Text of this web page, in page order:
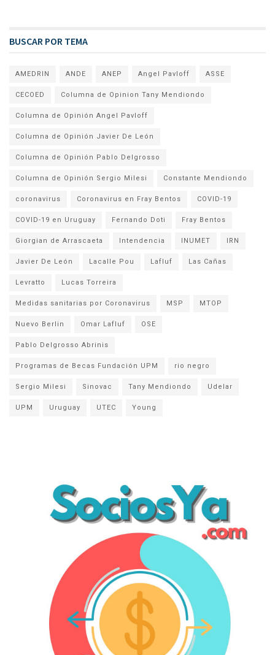
BUSCAR POR TEMA
AMEDRIN ANDE ANEP Angel Pavloff ASSE
CECOED Columna de Opinion Tany Mendiondo
Columna de Opinión Angel Pavloff
Columna de Opinión Javier De León
Columna de Opinión Pablo Delgrosso
Columna de Opinión Sergio Milesi Constante Mendiondo
coronavirus Coronavirus en Fray Bentos COVID-19
COVID-19 en Uruguay Fernando Doti Fray Bentos
Giorgian de Arrascaeta Intendencia INUMET IRN
Javier De León Lacalle Pou Lafluf Las Cañas
Levratto Lucas Torreira
Medidas sanitarias por Coronavirus MSP MTOP
Nuevo Berlin Omar Lafluf OSE
Pablo Delgrosso Abrinis
Programas de Becas Fundación UPM rio negro
Sergio Milesi Sinovac Tany Mendiondo Udelar
UPM Uruguay UTEC Young